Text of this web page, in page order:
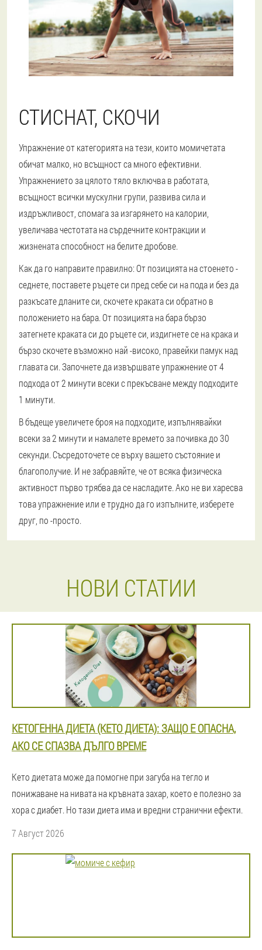
СТИСНАТ, СКОЧИ
Упражнение от категорията на тези, които момичетата
обичат малко, но всъщност са много ефективни.
Упражнението за цялото тяло включва в работата,
всъщност всички мускулни групи, развива сила и
издръжливост, спомага за изгарянето на калории,
увеличава честотата на сърдечните контракции и
жизнената способност на белите дробове.
Как да го направите правилно: От позицията на стоенето -
седнете, поставете ръцете си пред себе си на пода и без да
разкъсате дланите си, скочете краката си обратно в
положението на бара. От позицията на бара бързо
затегнете краката си до ръцете си, издигнете се на крака и
бързо скочете възможно най -високо, правейки памук над
главата си. Започнете да извършвате упражнение от 4
подхода от 2 минути всеки с прекъсване между подходите
1 минути.
В бъдеще увеличете броя на подходите, изпълнявайки
всеки за 2 минути и намалете времето за почивка до 30
секунди. Съсредоточете се върху вашето състояние и
благополучие. И не забравяйте, че от всяка физическа
активност първо трябва да се насладите. Ако не ви харесва
това упражнение или е трудно да го изпълните, изберете
друг, по -просто.
НОВИ СТАТИИ
КЕТОГЕННА ДИЕТА (КЕТО ДИЕТА): ЗАЩО Е ОПАСНА,
АКО СЕ СПАЗВА ДЪЛГО ВРЕМЕ
Кето диетата може да помогне при загуба на тегло и
понижаване на нивата на кръвната захар, което е полезно за
хора с диабет. Но тази диета има и вредни странични ефекти.
7 Август 2026